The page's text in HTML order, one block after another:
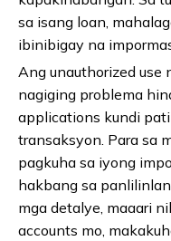
sa isang loan,
ibinibigay na
Ang unauthorized
nagiging problema
applications kundi
transaksyon. Para sa
pagkuha sa iyong
hakbang sa
mga detalye, maaari
accounts mo,